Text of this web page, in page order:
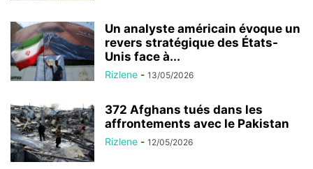
Un analyste américain évoque un
revers stratégique des États-
Unis face à...
Rizlene - 13/05/2026
372 Afghans tués dans les
affrontements avec le Pakistan
Rizlene - 12/05/2026